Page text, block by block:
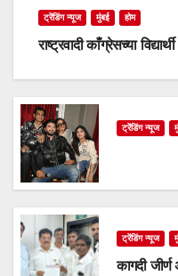
ट्रेंडिंग न्यूज मुंबई होम
राष्ट्रवादी काँग्रेसच्या
ट्रेंडिंग न्यूज
ट्रेंडिंग न्यूज
कागदी